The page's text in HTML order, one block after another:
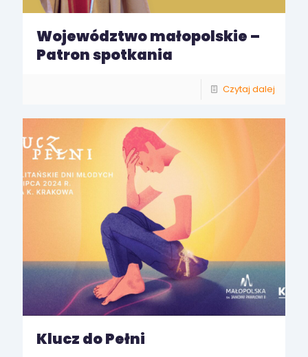
Województwo małopolskie –
Patron spotkania
Czytaj dalej
Klucz do Pełni